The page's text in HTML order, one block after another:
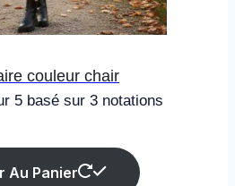
couleur chair
5 basé sur 3 notations
Au Panier